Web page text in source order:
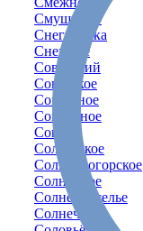
Смушкино
Снегирёвка
Снежное
Советский
Советское
Совхозное
Соколиное
Соколы
Солдатское
Солнечногорское
Солнечное
Солнечноселье
Солнечный